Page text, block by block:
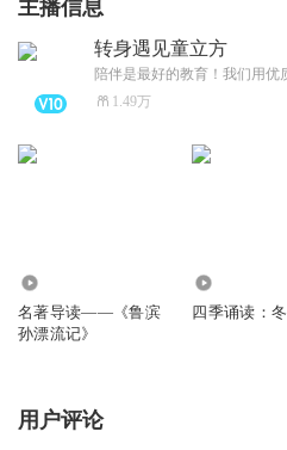
主播信息
转身遇见童立方
1.49万
名著导读——《鲁滨
孙漂流记》
四季诵读：冬
用户评论